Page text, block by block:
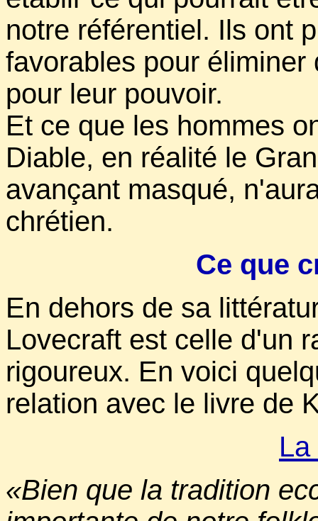
notre référentiel. Ils ont
favorables pour
pour leur pouvoir.
Et ce que les hommes
Diable, en réalité le
avançant masqué,
chrétien.
Ce que
En dehors de sa
Lovecraft est celle d'un
rigoureux. En voici
relation avec le livre de
«Bien que la tradition